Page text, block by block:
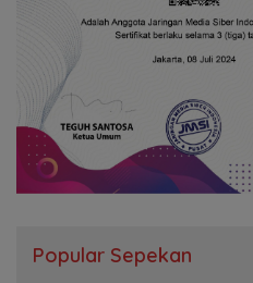
Popular Sepekan